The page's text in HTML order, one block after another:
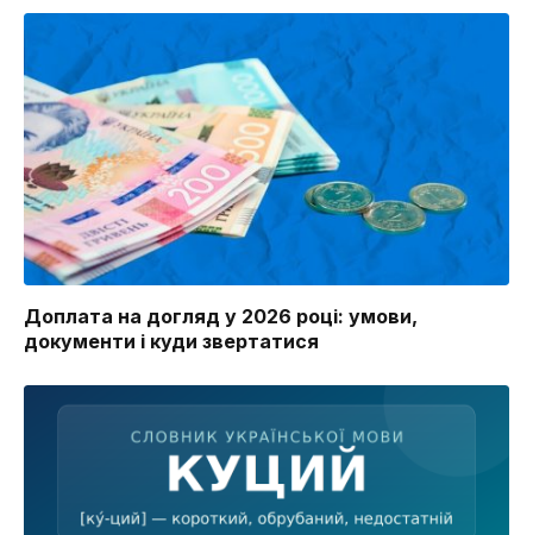
Доплата на догляд у 2026 році: умови,
документи і куди звертатися